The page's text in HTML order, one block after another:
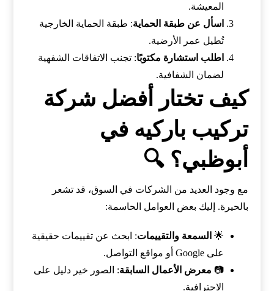
المعيشة.
اسأل عن طبقة الحماية: طبقة الحماية الخارجية
تُطيل عمر الأرضية.
اطلب استشارة مكتوبًا: تجنب الاتفاقات الشفهية
لضمان الشفافية.
كيف تختار أفضل شركة
تركيب باركيه في
أبوظبي؟ 🔍
مع وجود العديد من الشركات في السوق، قد تشعر
بالحيرة. إليك بعض العوامل الحاسمة:
🌟 السمعة والتقييمات: ابحث عن تقييمات حقيقية
على Google أو مواقع التواصل.
📷 معرض الأعمال السابقة: الصور خير دليل على
الاحترافية.